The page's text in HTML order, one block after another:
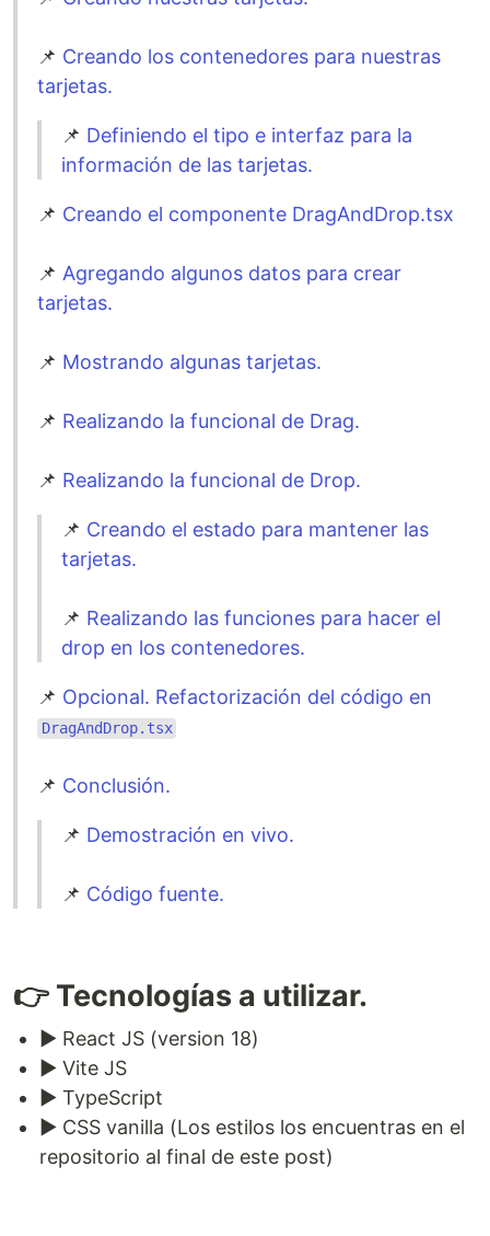
📌 Creando los contenedores para nuestras
tarjetas.
📌 Definiendo el tipo e interfaz para la
información de las tarjetas.
📌 Creando el componente DragAndDrop.tsx
📌 Agregando algunos datos para crear
tarjetas.
📌 Mostrando algunas tarjetas.
📌 Realizando la funcional de Drag.
📌 Realizando la funcional de Drop.
📌 Creando el estado para mantener las
tarjetas.
📌 Realizando las funciones para hacer el
drop en los contenedores.
📌 Opcional. Refactorización del código en
DragAndDrop.tsx
📌 Conclusión.
📌 Demostración en vivo.
📌 Código fuente.
👉 Tecnologías a utilizar.
▶️ React JS (version 18)
▶️ Vite JS
▶️ TypeScript
▶️ CSS vanilla (Los estilos los encuentras en el
repositorio al final de este post)